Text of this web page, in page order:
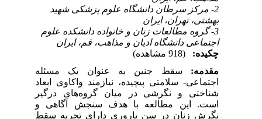
2- مرکز سرطان دانشگاه علوم پزشکی شهید
بهشتی، تهران، ایران
3- گروه مطالعات زنان و خانواده دانشکده علوم
اجتماعی دانشگاه ادیان و مذاهب، قم، ایران
چکیده:
مقدمه:سقط جنین به عنوان یک مسئله
اجتماعی- سلامتی پیچیده، نیازمند واکاوی ابعاد
شناختی و نگرشی در میان گروه‌های درگیر
است. این مطالعه با هدف سنجش آگاهی و
نگرش زنان در سن باروریِ دارای تجربه سقط